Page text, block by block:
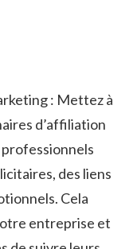
:⁣ Mettez à
d’affiliation
des liens
Cela
entreprise et